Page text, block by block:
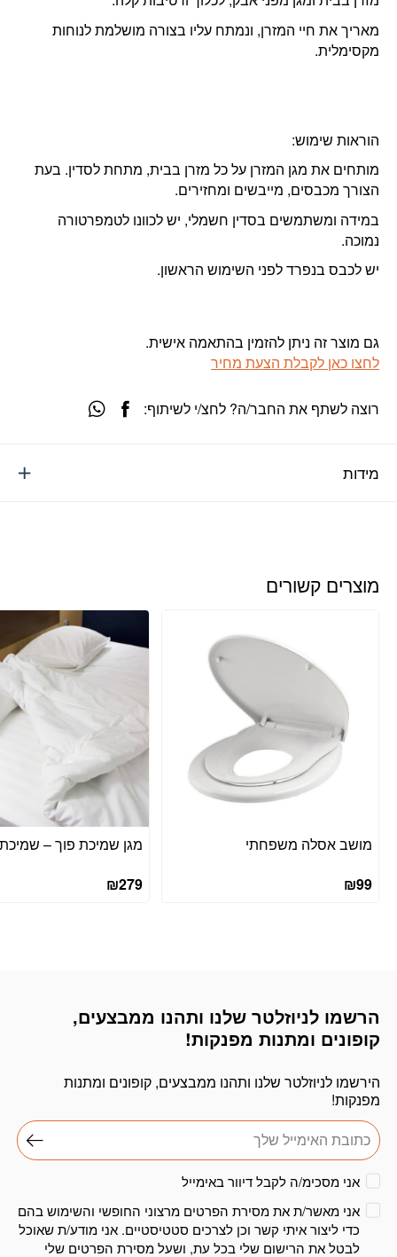
מאריך את חיי המזרן, ונמתח עליו בצורה מושלמת לנוחות
מקסימלית.
הוראות שימוש:
מותחים את מגן המזרן על כל מזרן בבית, מתחת לסדין. בעת
הצורך מכבסים, מייבשים ומחזירים.
במידה ומשתמשים בסדין חשמלי, יש לכוונו לטמפרטורה
נמוכה.
יש לכבס בנפרד לפני השימוש הראשון.
גם מוצר זה ניתן להזמין בהתאמה אישית.
לחצו כאן לקבלת הצעת מחיר
מידות
רוצה לשתף את החבר/ה? לחצ/י לשיתוף:
מוצרים קשורים
מושב אסלה משפחתי
₪99
מגן שמיכת פוך –
₪279
הרשמו לניוזלטר שלנו ותהנו ממבצעים,
קופונים ומתנות מפנקות!
הירשמו לניוזלטר שלנו ותהנו ממבצעים, קופונים ומתנות
מפנקות!
דוא׳׳ל
אני מסכימ/ה לקבל דיוור באימייל
אני מאשר/ת את מסירת הפרטים מרצוני החופשי והשימוש בהם
כדי ליצור איתי קשר וכן לצרכים סטטיסטיים. אני מודע/ת שאוכל
לבטל את הרישום שלי בכל עת, ושעל מסירת הפרטים שלי